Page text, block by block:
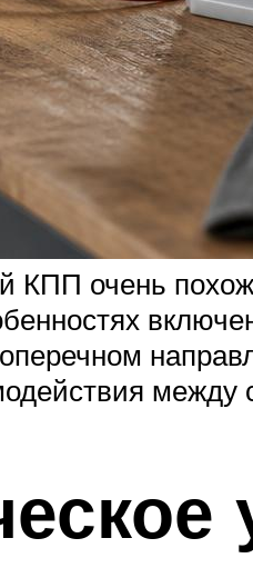
КПП очень
между